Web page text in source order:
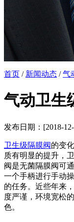
首页 / 新闻动态 /气
气动卫生
发布日期：[2018-
卫生级隔膜阀的变
质有明显的提升，
阀是无菌隔膜阀可
一个手柄进行手动
的任务。近些年来
度严谨，环境宽松
色。